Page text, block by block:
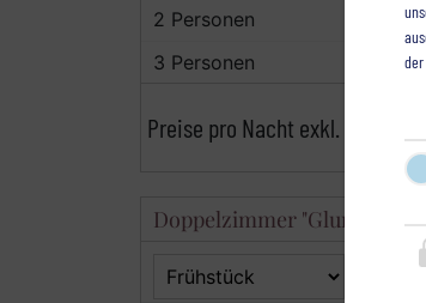
2 Personen
3 Personen
Preise pro Nacht exkl. Kurtaxe.
Doppelzimmer "Glungezer"